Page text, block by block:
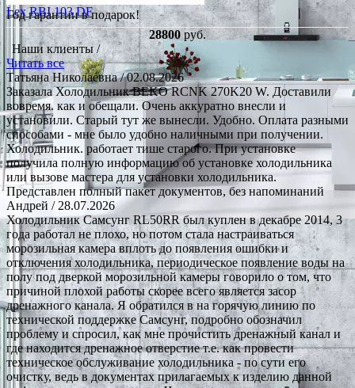
Год гарантии в подарок!
Lex RBI 103 DF
28800 руб.
Наши клиенты /
Читать все
Татьяна Николаевна/ 02.08.2026
Заказала Холодильник BEKO RCNK 270K20 W. Доставили
вовремя. как и обещали. Очень аккуратно внесли и
установили. Старый тут же вынесли. Удобно. Оплата разными
способами - мне было удобно наличными при получении.
Холодильник. работает тише старого. При установке
получила полную информацию об установке холодильника
или вызове мастера для установки холодильника.
Представлен полный пакет документов, без напоминаний
Андрей / 28.07.2026
Холодильник Самсунг RL50RR был куплен в декабре 2014, 3
года работал не плохо, но потом стала настраиваться
морозильная камера вплоть до появления ошибки и
отключения холодильника, периодическое появление воды на
полу под дверкой морозильной камеры говорило о том, что
причиной плохой работы скорее всего является засор
дренажного канала. Я обратился в на горячую линию по
технической поддержке Самсунг, подробно обозначил
проблему и спросил, как мне прочистить дренажный канал и
где находится дренажное отверстие т.е. как провести
техническое обслуживание холодильника - по сути его
очистку, ведь в документах прилагаемых к изделию данной